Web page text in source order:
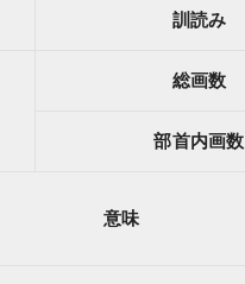
訓読み
総画数
部首内画数
意味